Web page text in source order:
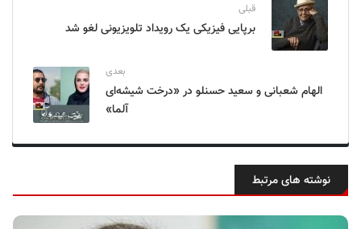
قبلی
برپایی فیزیکی یک رویداد تلویزیونی لغو شد
بعدی
الهام شعبانی و سعید حسنلو در «درخت شیشه‌ای
آلما»
نوشته های مرتبط